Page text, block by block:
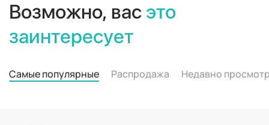
Возможно, вас это
заинтересует
Самые популярные Распродажа Недавно